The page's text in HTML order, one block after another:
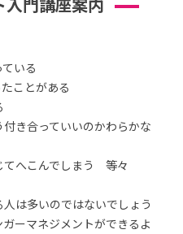
いる
ことがある
き合っていいのかわらかな
てへこんでしまう 等々
は多いのではないでしょう
ーマネジメントができるよ